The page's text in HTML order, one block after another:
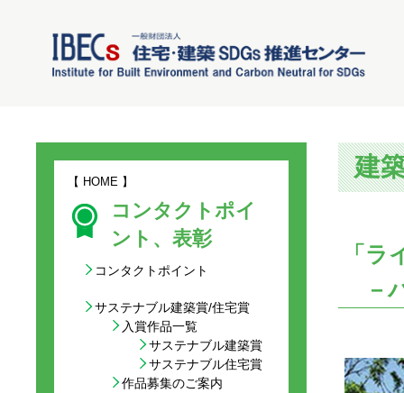
【 HOME 】
コンタクトポイ
ント、表彰
コンタクトポイント
サステナブル建築賞/住宅賞
入賞作品一覧
サステナブル建築賞
サステナブル住宅賞
作品募集のご案内
建
「
－